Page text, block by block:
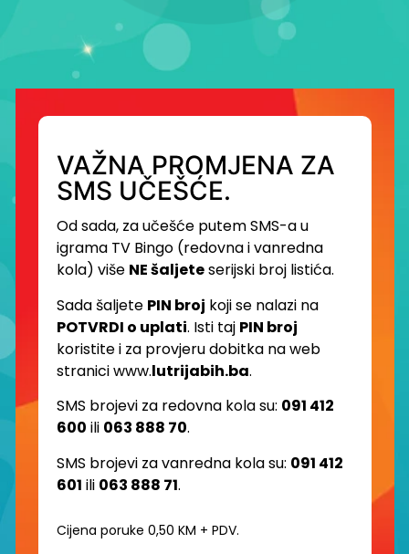
VAŽNA PROMJENA ZA
SMS UČEŠĆE.
Od sada, za učešće putem SMS-a u
igrama TV Bingo (redovna i vanredna
kola) više NE šaljeteserijski broj listića.
Sada šaljete PIN broj koji se nalazi na
POTVRDI o uplati. Isti taj PIN broj
koristite i za provjeru dobitka na web
stranici www.lutrijabih.ba.
SMS brojevi za redovna kola su: 091 412
600 ili 063 888 70.
SMS brojevi za vanredna kola su: 091 412
601 ili 063 888 71.
Cijena poruke 0,50 KM + PDV.